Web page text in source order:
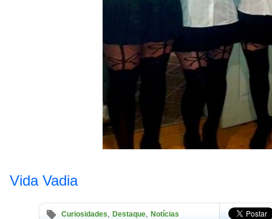
Vida Vadia
Curiosidades, Destaque, Notícias